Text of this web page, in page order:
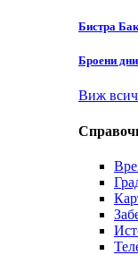
Бистра
Броени
Виж